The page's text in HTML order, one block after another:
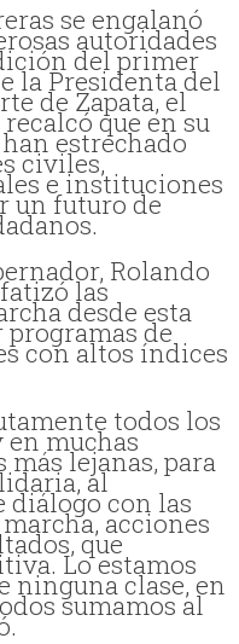
se engalanó
autoridades
del primer
la Presidenta del
de Zapata, el
que en su
estrechado
civiles,
e instituciones
un futuro de
Rolando
las
desde esta
de
con altos índices
todos los
muchas
más lejanas, para
al
diálogo con las
acciones
que
Lo estamos
ninguna clase, en
sumamos al